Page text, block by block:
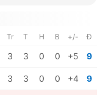
Tr T H B +/- Đ
3 3 0 0 +5 9
3 3 0 0 +4 9